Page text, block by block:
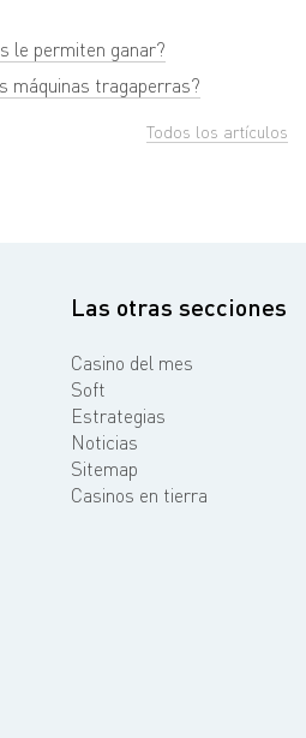
le permiten ganar?
máquinas tragaperras?
Todos los artículos
Las otras secciones
Casino del mes
Soft
Estrategias
Noticias
Sitemap
Casinos en tierra